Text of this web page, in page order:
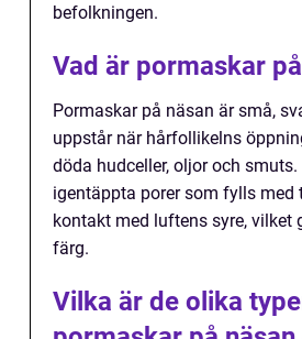
befolkningen.
Vad är pormaskar
Pormaskar på näsan är små,
uppstår när hårfollikelns
döda hudceller, oljor och
igentäppta porer som fylls med
kontakt med luftens syre, vilket
färg.
Vilka är de olika